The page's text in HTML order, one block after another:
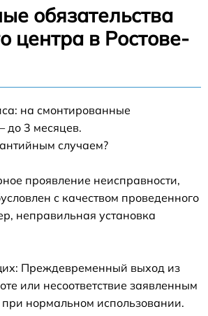
обязательства
центра в Ростове-
на смонтированные
3 месяцев.
случаем?
проявление неисправности,
с качеством проведенного
неправильная установка
Преждевременный выход из
или несоответствие заявленным
нормальном использовании.